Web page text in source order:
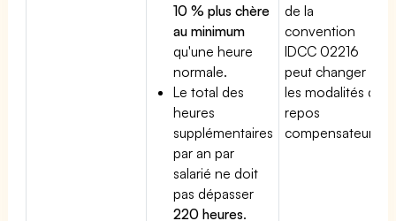
10 % plus chère
au minimum
qu'une heure
normale.
Le total des
heures
supplémentaires
par an par
salarié ne doit
pas dépasser
220 heures.
de la
convention
IDCC 02216
peut changer
les modalités du
repos
compensateur.